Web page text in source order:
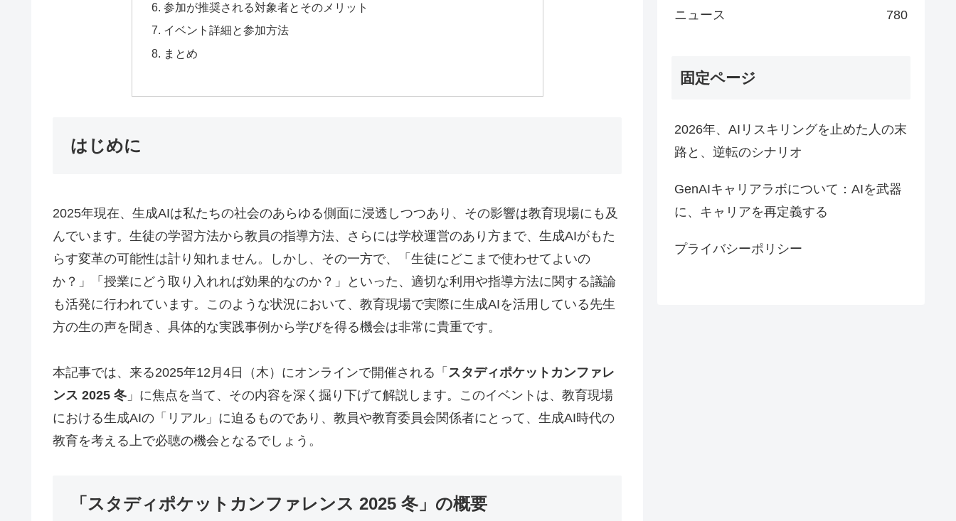
参加が推奨される対象者とそのメリット
イベント詳細と参加方法
まとめ
はじめに
2025年現在、生成AIは私たちの社会のあらゆる側面に浸透しつつあり、その影響は教育現場にも及
んでいます。生徒の学習方法から教員の指導方法、さらには学校運営のあり方まで、生成AIがもた
らす変革の可能性は計り知れません。しかし、その一方で、「生徒にどこまで使わせてよいの
か？」「授業にどう取り入れれば効果的なのか？」といった、適切な利用や指導方法に関する議論
も活発に行われています。このような状況において、教育現場で実際に生成AIを活用している先生
方の生の声を聞き、具体的な実践事例から学びを得る機会は非常に貴重です。
本記事では、来る2025年12月4日（木）にオンラインで開催される「 スタディポケットカンファレ
ンス 2025 冬 」に焦点を当て、その内容を深く掘り下げて解説します。このイベントは、教育現場
における生成AIの「リアル」に迫るものであり、教員や教育委員会関係者にとって、生成AI時代の
教育を考える上で必聴の機会となるでしょう。
「スタディポケットカンファレンス 2025 冬」の概要
ニュース
780
固定ページ
2026年、AIリスキリングを止めた人の末
路と、逆転のシナリオ
GenAIキャリアラボについて：AIを武器
に、キャリアを再定義する
プライバシーポリシー